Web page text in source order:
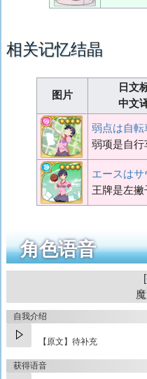
相关记忆结晶
图片
日文
中文
弱点は自転
弱项是自行
エースはサ
王牌是左撇
角色语音
自我介绍
【原文】待补充
获得语音